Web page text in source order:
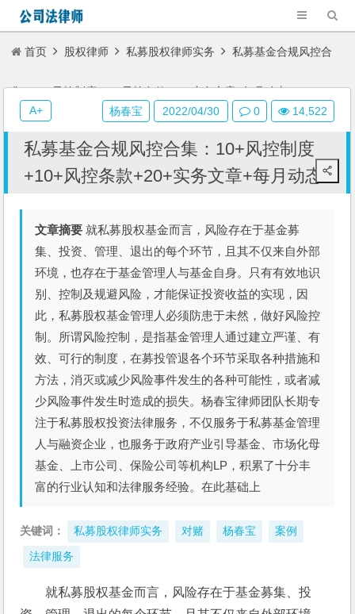
首页 股权律师 私募股权律师实务 私募基金合规风控合
集：10+风控制度+10+风控条款+20+实务文章+每月动态
私募基金合规风控合集：10+风控制度
+10+风控条款+20+实务文章+每月动态
文章摘要 就私募股权基金而言，风险存在于基金募
集、投资、管理、退出的每个环节，且其不仅来自外部
环境，也存在于基金管理人与基金自身。只有有效地识
别、控制及规避风险，才能保证投资收益的实现，因
此，私募股权基金管理人必须防患于未然，做好风险控
制。所谓风险控制，是指基金管理人通过建立严谨、有
效、可行的制度，在募投管退各个环节采取各种措施和
方法，消灭或减少风险事件发生的各种可能性，或者减
少风险事件发生时造成的损失。杨春宝律师团队长期专
注于私募股权投资法律服务，不仅服务于私募基金管理
人与融资企业，也服务于政府产业引导基金、市场化母
基金、上市公司、保险公司等机构LP，积累了十分丰
富的行业认知和法律服务经验。在此基础上
关键词： 私募股权律师实务 对赌 杨春宝 案例
法律服务
就私募股权基金而言，风险存在于基金募集、投
杨春宝 2022/04/30 0 14,522
A+